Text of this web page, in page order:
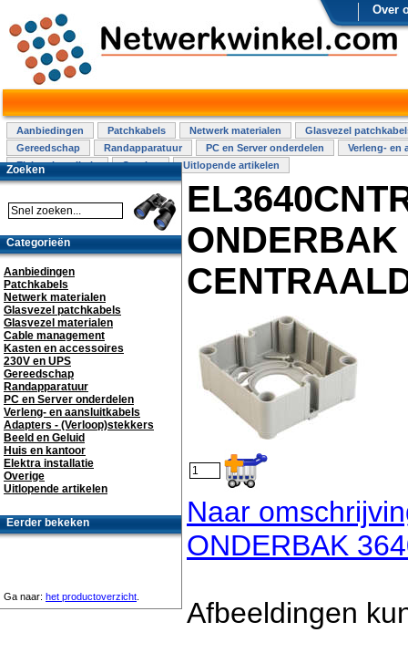
Over
Aanbiedingen Patchkabels Netwerk materialen
Glasvezel
Gereedschap
Randapparatuur PC en Server onderdelen
Verleng- en
Elektra installatie
Overige Uitlopende artikelen
ONDERBAK
Naar
ONDERBAK
Afbeeldingen
Zoeken
Categorieën
Aanbiedingen
Patchkabels
Netwerk materialen
Glasvezel patchkabels
Glasvezel materialen
Cable management
Kasten en accessoires
230V en UPS
Gereedschap
Randapparatuur
PC en Server onderdelen
Verleng- en aansluitkabels
Adapters - (Verloop)stekkers
Beeld en Geluid
Huis en kantoor
Elektra installatie
Overige
Uitlopende artikelen
Eerder bekeken
Ga naar: het productoverzicht